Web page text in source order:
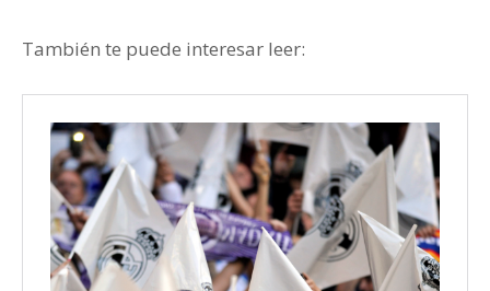
También te puede interesar leer: